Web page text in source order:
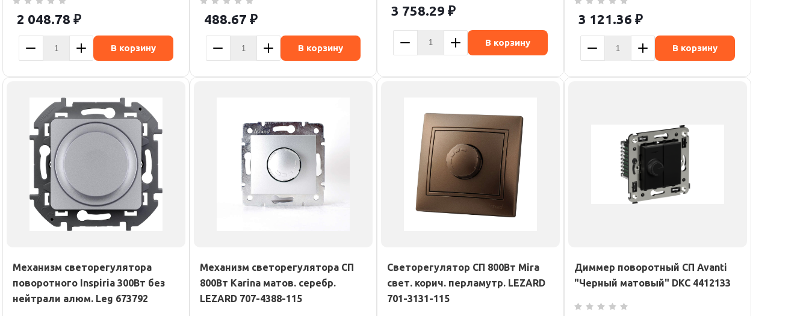
2 048.78 ₽
В корзину
488.67 ₽
В корзину
3 758.29 ₽
В корзину
3 121.36 ₽
В корзину
Механизм светорегулятора
поворотного Inspiria 300Вт без
нейтрали алюм. Leg 673792
Механизм светорегулятора СП
800Вт Karina матов. серебр.
LEZARD 707-4388-115
Светорегулятор СП 800Вт Mira
свет. корич. перламутр. LEZARD
701-3131-115
Диммер поворотный СП Avanti
"Черный матовый" DKC 4412133